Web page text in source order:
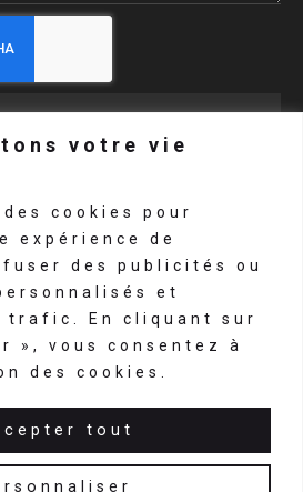
votre vie
cookies pour
expérience de
des publicités ou
et
trafic. En cliquant sur
», vous consentez à
des cookies.
tout
1089
04.77.63.80.89
de confidentialité